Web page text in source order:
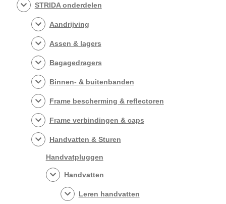
STRIDA onderdelen
Aandrijving
Assen & lagers
Bagagedragers
Binnen- & buitenbanden
Frame bescherming & reflectoren
Frame verbindingen & caps
Handvatten & Sturen
Handvatpluggen
Handvatten
Leren handvatten